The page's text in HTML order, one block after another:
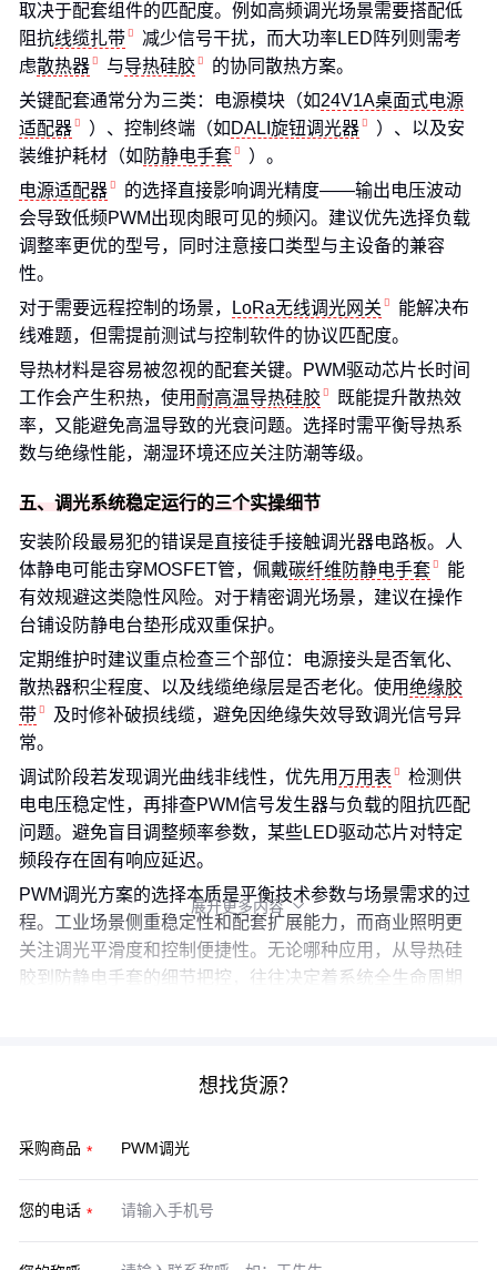
取决于配套组件的匹配度。例如高频调光场景需要搭配低
阻抗线缆扎带
减少信号干扰，而大功率LED阵列则需考
虑散热器 与导热硅胶
的协同散热方案。
关键配套通常分为三类：电源模块（如24V1A桌面式电源
适配器
）、控制终端（如 DALI旋钮调光器
）、以及安
装维护耗材（如 防静电手套
）。
电源适配器
的选择直接影响调光精度——输出电压波动
会导致低频PWM出现肉眼可见的频闪。建议优先选择负载
调整率更优的型号，同时注意接口类型与主设备的兼容
性。
对于需要远程控制的场景，
LoRa无线调光网关
能解决布
线难题，但需提前测试与控制软件的协议匹配度。
导热材料是容易被忽视的配套关键。PWM驱动芯片长时间
工作会产生积热，使用 耐高温导热硅胶
既能提升散热效
率，又能避免高温导致的光衰问题。选择时需平衡导热系
数与绝缘性能，潮湿环境还应关注防潮等级。
五、调光系统稳定运行的三个实操细节
安装阶段最易犯的错误是直接徒手接触调光器电路板。人
体静电可能击穿MOSFET管，佩戴碳纤维防静电手套
能
有效规避这类隐性风险。对于精密调光场景，建议在操作
台铺设防静电台垫形成双重保护。
定期维护时建议重点检查三个部位：电源接头是否氧化、
散热器积尘程度、以及线缆绝缘层是否老化。使用绝缘胶
带
及时修补破损线缆，避免因绝缘失效导致调光信号异
常。
调试阶段若发现调光曲线非线性，优先用 万用表
检测供
电电压稳定性，再排查PWM信号发生器与负载的阻抗匹配
问题。避免盲目调整频率参数，某些LED驱动芯片对特定
频段存在固有响应延迟。
PWM调光方案的选择本质是平衡技术参数与场景需求的过
程。工业场景侧重稳定性和配套扩展能力，而商业照明更
关注调光平滑度和控制便捷性。无论哪种应用，从导热硅
胶到防静电手套的细节把控，往往决定着系统全生命周期
展开更多内容 
想找货源？
采购商品
您的电话